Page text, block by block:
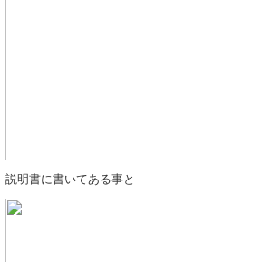
説明書に書いてある事と